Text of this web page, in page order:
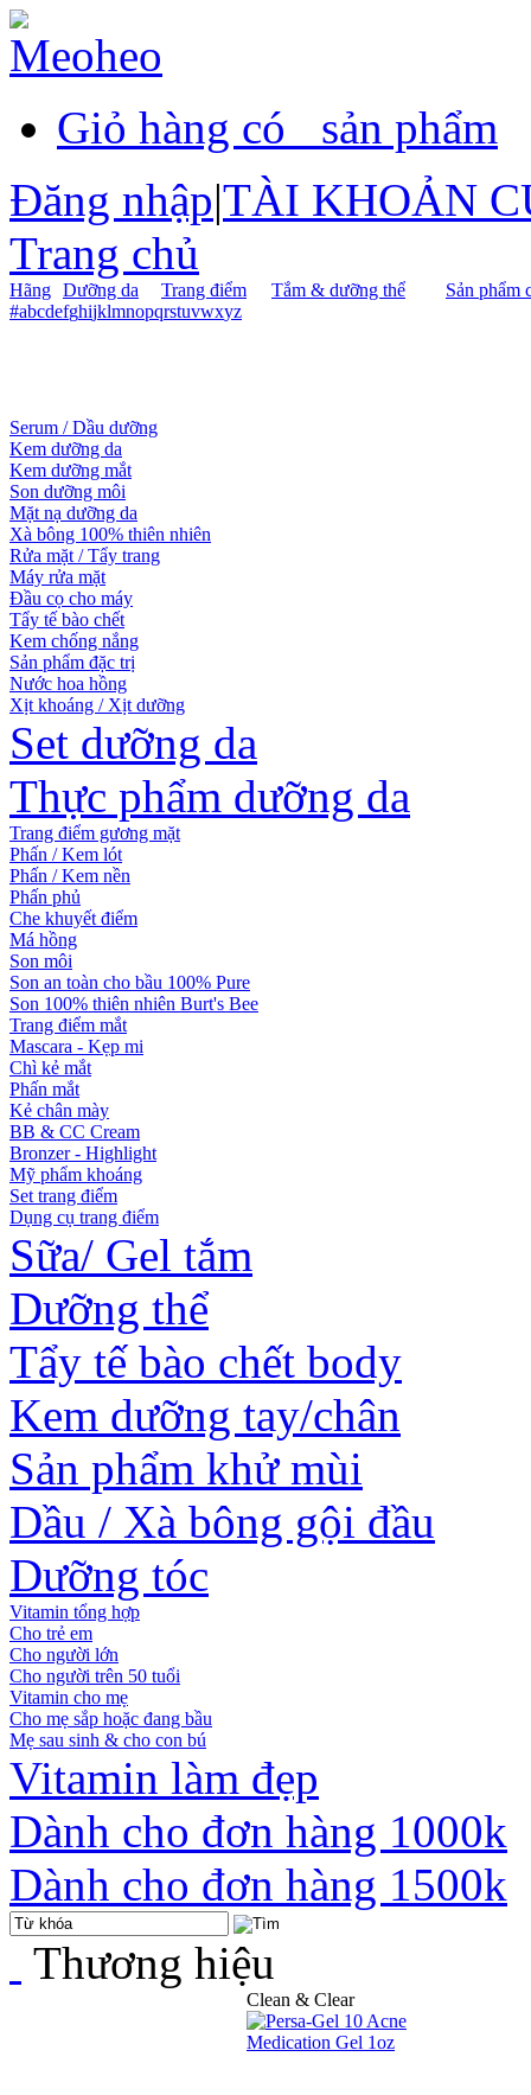
Giỏ hàng có
sản phẩm
Đăng nhập|TÀI KHOẢN
Trang chủ
Hãng Dưỡng da Trang điểm Tắm & dưỡng thể
Sản phẩm
#abcdefghijklmnopqrstuvwxyz
Serum / Dầu dưỡng
Kem dưỡng da
Kem dưỡng mắt
Son dưỡng môi
Mặt nạ dưỡng da
Xà bông 100% thiên nhiên
Rửa mặt / Tẩy trang
Máy rửa mặt
Đầu cọ cho máy
Tẩy tế bào chết
Kem chống nắng
Sản phẩm đặc trị
Nước hoa hồng
Xịt khoáng / Xịt dưỡng
Set dưỡng da
Thực phẩm dưỡng da
Trang điểm gương mặt
Phấn / Kem lót
Phấn / Kem nền
Phấn phủ
Che khuyết điểm
Má hồng
Son môi
Son an toàn cho bầu 100% Pure
Son 100% thiên nhiên Burt's Bee
Trang điểm mắt
Mascara - Kẹp mi
Chì kẻ mắt
Phấn mắt
Kẻ chân mày
BB & CC Cream
Bronzer - Highlight
Mỹ phẩm khoáng
Set trang điểm
Dụng cụ trang điểm
Sữa/ Gel tắm
Dưỡng thể
Tẩy tế bào chết body
Kem dưỡng tay/chân
Sản phẩm khử mùi
Dầu / Xà bông gội đầu
Dưỡng tóc
Vitamin tổng hợp
Cho trẻ em
Cho người lớn
Cho người trên 50 tuổi
Vitamin cho mẹ
Cho mẹ sắp hoặc đang bầu
Mẹ sau sinh & cho con bú
Vitamin làm đẹp
Dành cho đơn hàng 1000k
Dành cho đơn hàng 1500k
Thương hiệu
Clean & Clear